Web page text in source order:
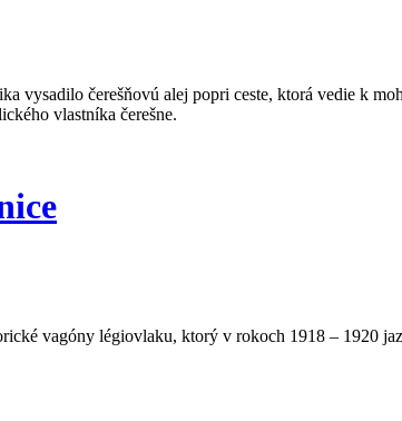
vysadilo čerešňovú alej popri ceste, ktorá vedie k
vlastníka čerešne.
vagóny légiovlaku, ktorý v rokoch 1918 – 1920